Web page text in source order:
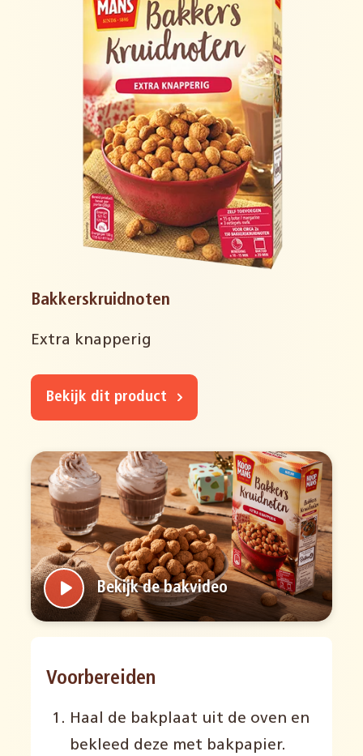
Bakkerskruidnoten
Extra knapperig
Bekijk dit product
Bekijk de bakvideo
Voorbereiden
Haal de bakplaat uit de oven en
bekleed deze met bakpapier.